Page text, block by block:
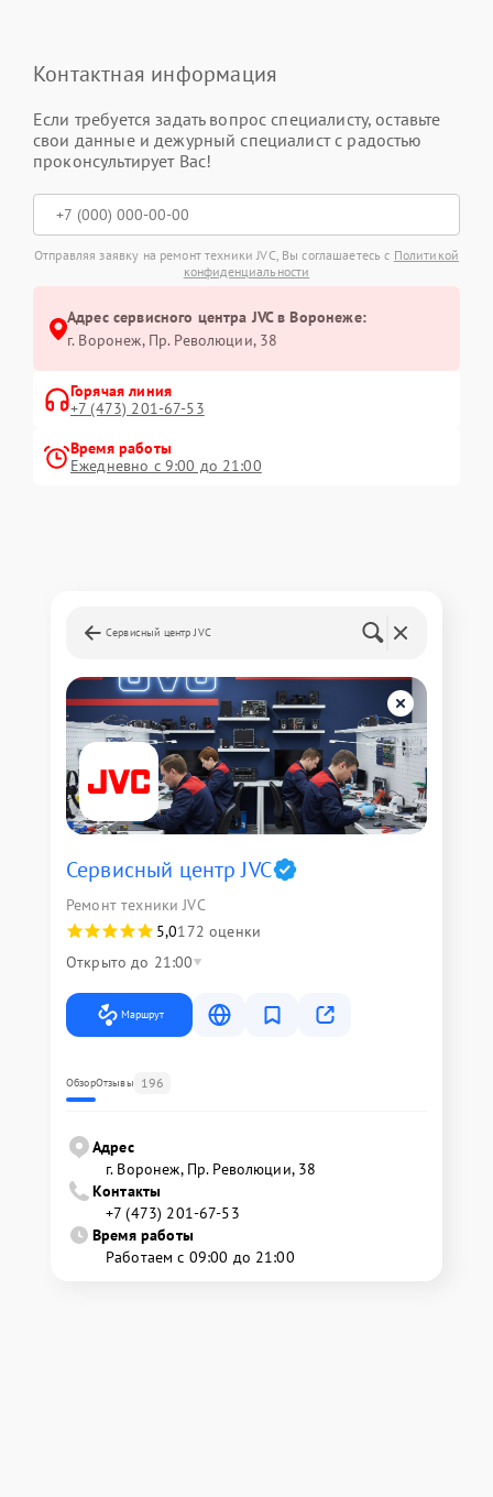
Контактная информация
Если требуется задать вопрос специалисту, оставьте
свои данные и дежурный специалист с радостью
проконсультирует Вас!
Отправляя заявку на ремонт техники JVC, Вы соглашаетесь с Политикой
конфиденциальности
Адрес сервисного центра JVC в Воронеже:
г. Воронеж, Пр. Революции, 38
Горячая линия
+7 (473) 201-67-53
Время работы
Ежедневно с 9:00 до 21:00
Сервисный центр JVC
Сервисный центр JVC
Ремонт техники JVC
5,0172 оценки
Открыто до 21:00
Маршрут
ОбзорОтзывы 196
Адрес
г. Воронеж, Пр. Революции, 38
Контакты
+7 (473) 201-67-53
Время работы
Работаем с 09:00 до 21:00